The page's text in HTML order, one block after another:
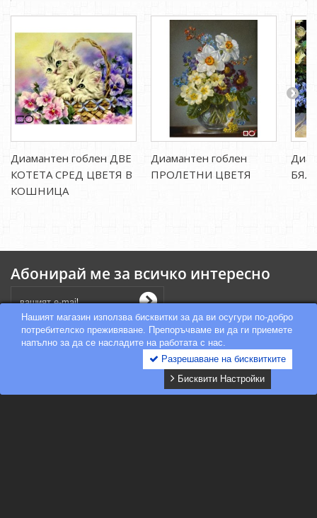
Нашият магазин използва бисквитки за да ви осугури по-добро
потребителско преживяване. Препоръчваме ви да ги приемете
напълно за да се насладите на работата с нас.
Разрешаване на бисквитките
Бисквити Настройки
Диамантен гоблен ДВЕ
КОТЕТА СРЕД ЦВЕТЯ В
КОШНИЦА
Диамантен гоблен
ПРОЛЕТНИ ЦВЕТЯ
Абонирай ме за всичко интересно